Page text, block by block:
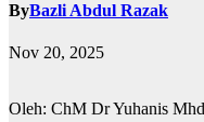
ByBazli Abdul Razak
Nov 20, 2025
Oleh: ChM Dr Yuhanis